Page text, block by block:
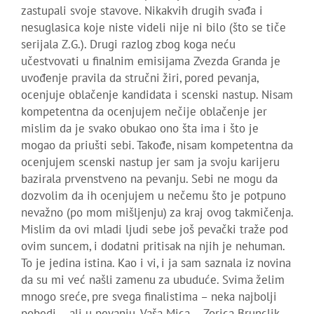
zastupali svoje stavove. Nikakvih drugih svađa i
nesuglasica koje niste videli nije ni bilo (što se tiče
serijala Z.G.). Drugi razlog zbog koga neću
učestvovati u finalnim emisijama Zvezda Granda je
uvođenje pravila da stručni žiri, pored pevanja,
ocenjuje oblačenje kandidata i scenski nastup. Nisam
kompetentna da ocenjujem nečije oblačenje jer
mislim da je svako obukao ono šta ima i što je
mogao da priušti sebi. Takođe, nisam kompetentna da
ocenjujem scenski nastup jer sam ja svoju karijeru
bazirala prvenstveno na pevanju. Sebi ne mogu da
dozvolim da ih ocenjujem u nečemu što je potpuno
nevažno (po mom mišljenju) za kraj ovog takmičenja.
Mislim da ovi mladi ljudi sebe još pevački traže pod
ovim suncem, i dodatni pritisak na njih je nehuman.
To je jedina istina. Kao i vi, i ja sam saznala iz novina
da su mi već našli zamenu za ubuduće. Svima želim
mnogo sreće, pre svega finalistima – neka najbolji